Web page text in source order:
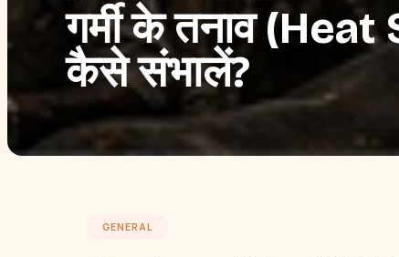
गर्मी के तनाव
कैसे संभालें?
GENERAL